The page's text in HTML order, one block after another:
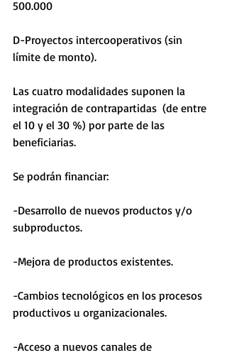
500.000
D-Proyectos intercooperativos (sin
límite de monto).
Las cuatro modalidades suponen la
integración de contrapartidas  (de entre
el 10 y el 30 %) por parte de las
beneficiarias.
Se podrán financiar:
-Desarrollo de nuevos productos y/o
subproductos.
-Mejora de productos existentes.
-Cambios tecnológicos en los procesos
productivos u organizacionales.
-Acceso a nuevos canales de